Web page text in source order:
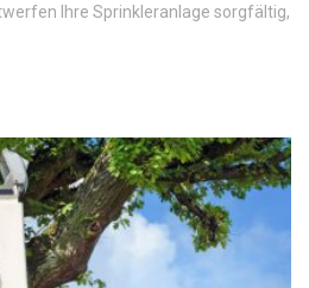
Ihre Sprinkleranlage sorgfältig,